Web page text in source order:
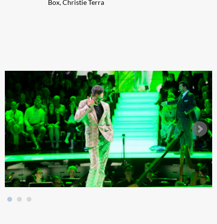
Box, Christie Terra​